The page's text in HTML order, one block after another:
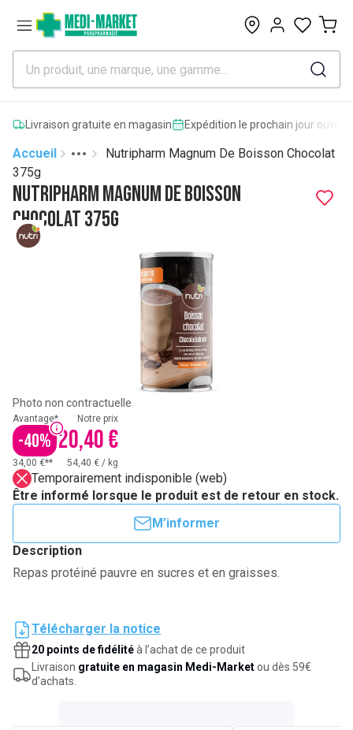
0
Livraison gratuite en magasin Expédition le prochain jour
Accueil
More
Toggle menu
Nutripharm Magnum De Boisson Chocolat
375g
Nutripharm Magnum De Boisson
Chocolat 375g
Photo non contractuelle
Avantage*
-40%
Notre prix
20,40 €
34,00 €** 54,40 € / kg
Temporairement indisponible (web)
Être informé lorsque le produit est de retour en stock.
M’informer
Description
Repas protéiné pauvre en sucres et en graisses.
Télécharger la notice
20 points de fidélitéà l’achat de ce produit
Livraison gratuite en magasin Medi-Marketou dès 59€
d’achats.